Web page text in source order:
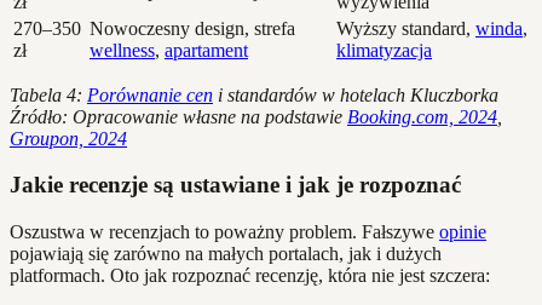
270–350
zł
Nowoczesny design, strefa
wellness, apartament
Wyższy standard, winda,
klimatyzacja
Tabela 4: Porównanie cen i standardów w hotelach Kluczborka
Źródło: Opracowanie własne na podstawie Booking.com, 2024
Groupon, 2024
Jakie recenzje są ustawiane i jak je rozpoznać
Oszustwa w recenzjach to poważny problem. Fałszywe opinie
pojawiają się zarówno na małych portalach, jak i dużych
platformach. Oto jak rozpoznać recenzję, która nie jest szczera: